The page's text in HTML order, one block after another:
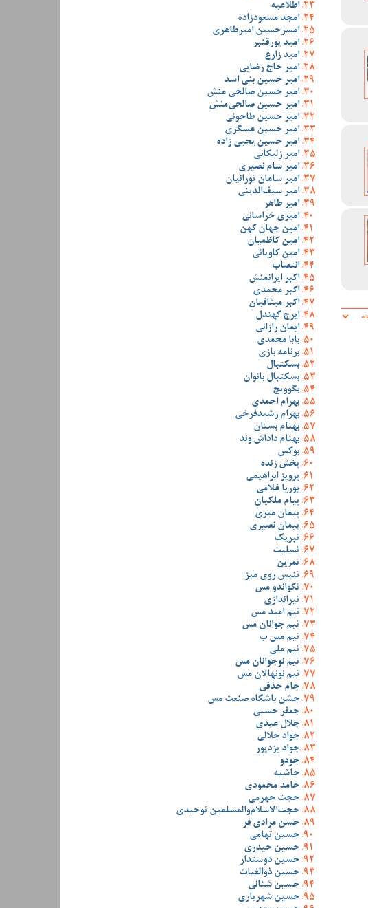
اطلاعیه
امجد مسعودزاده
امسرحسین امیرطاهری
امید پورقنبر
امید زارع
امیر حاج رضایی
امیر حسین بنی اسد
امیر حسین صالحی منش
امیر حسین صالحی‌منش
امیر حسین طاحونی
امیر حسین عسگری
امیر حسین یحیی زاده
امیر زلیکانی
امیر سام نصیری
امیر سامان تورانیان
امیر سیف‌الدینی
امیر طاهر
امیری خراسانی
امین جهان کهن
امین کاظمیان
امین کاویانی
انتصاب
اکبر ایرانمنش
اکبر محمدی
اکبر میثاقیان
ایرج کهندل
ایمان رازانی
بابا محمدی
برنامه بازی
بسکتبال
بسکتبال بانوان
بگوویچ
بهرام احمدی
بهرام رشیدفرخی
بهنام بستان
بهنام داداش وند
بوکس
پخش زنده
پرویز ابراهیمی
پوریا غلامی
پیام ملکیان
پیمان میری
پیمان نصیری
تبریک
تسلیت
تمرین
تنیس روی میز
تکواندو مس
تیراندازی
تیم امید مس
تیم جوانان مس
تیم مس ب
تیم ملی
تیم نوجوانان مس
تیم نونهالان مس
جام حذفی
جشن باشگاه صنعت مس
جعفر حسنی
جلال عبدی
جواد جلالی
جواد یزدپور
جودو
حاشیه
حامد محمودی
حجت جهرمی
حجت‌الاسلام‌والمسلمین توحیدی
حسن مرادی فر
حسین تهامی
حسین حیدری
حسین دوستدار
حسین ذوالغیاث
حسین شنانی
حسین شهریاری